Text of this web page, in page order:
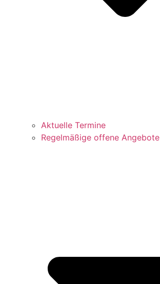
Aktuelle Termine
Regelmäßige offene Angebote